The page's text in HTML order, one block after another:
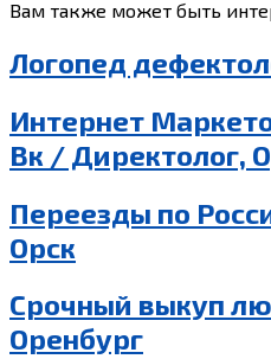
Вам также может быть
Логопед
Интернет
Вк / Директолог,
Переезды по
Орск
Срочный выкуп
Оренбург